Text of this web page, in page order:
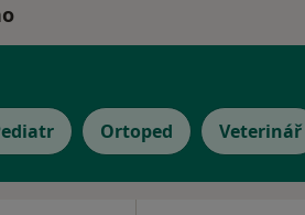
Ortoped Veterinář